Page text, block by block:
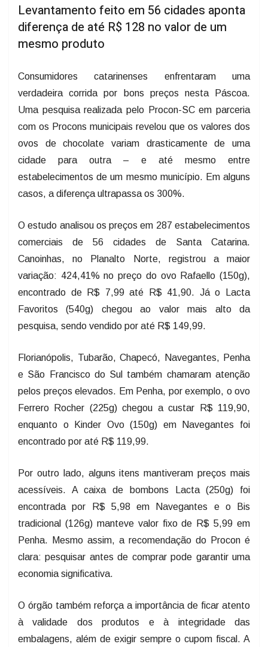
Levantamento feito em 56 cidades aponta
diferença de até R$ 128 no valor de um
mesmo produto
Consumidores catarinenses enfrentaram uma
verdadeira corrida por bons preços nesta Páscoa.
Uma pesquisa realizada pelo Procon-SC em parceria
com os Procons municipais revelou que os valores dos
ovos de chocolate variam drasticamente de uma
cidade para outra – e até mesmo entre
estabelecimentos de um mesmo município. Em alguns
casos, a diferença ultrapassa os 300%.
O estudo analisou os preços em 287 estabelecimentos
comerciais de 56 cidades de Santa Catarina.
Canoinhas, no Planalto Norte, registrou a maior
variação: 424,41% no preço do ovo Rafaello (150g),
encontrado de R$ 7,99 até R$ 41,90. Já o Lacta
Favoritos (540g) chegou ao valor mais alto da
pesquisa, sendo vendido por até R$ 149,99.
Florianópolis, Tubarão, Chapecó, Navegantes, Penha
e São Francisco do Sul também chamaram atenção
pelos preços elevados. Em Penha, por exemplo, o ovo
Ferrero Rocher (225g) chegou a custar R$ 119,90,
enquanto o Kinder Ovo (150g) em Navegantes foi
encontrado por até R$ 119,99.
Por outro lado, alguns itens mantiveram preços mais
acessíveis. A caixa de bombons Lacta (250g) foi
encontrada por R$ 5,98 em Navegantes e o Bis
tradicional (126g) manteve valor fixo de R$ 5,99 em
Penha. Mesmo assim, a recomendação do Procon é
clara: pesquisar antes de comprar pode garantir uma
economia significativa.
O órgão também reforça a importância de ficar atento
à validade dos produtos e à integridade das
embalagens, além de exigir sempre o cupom fiscal. A